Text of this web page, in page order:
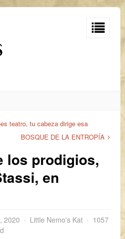
teatro, tu cabeza dirige esa
BOSQUE DE LA ENTROPÍA
los prodigios,
en
2020 Little Nemo's Kat
1057